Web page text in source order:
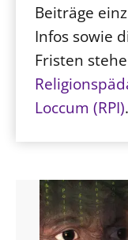
Beiträge
Infos sowie
Fristen
Loccum (RPI).